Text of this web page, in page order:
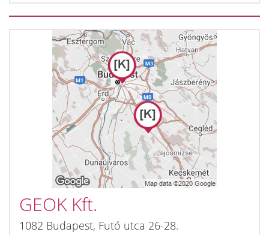
GEOK Kft.
1082 Budapest, Futó utca 26-28.